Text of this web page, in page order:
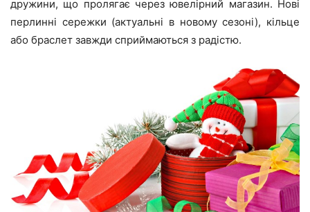
дружини, що пролягає через ювелірний магазин. Нові
перлинні сережки (актуальні в новому сезоні), кільце
або браслет завжди сприймаються з радістю.